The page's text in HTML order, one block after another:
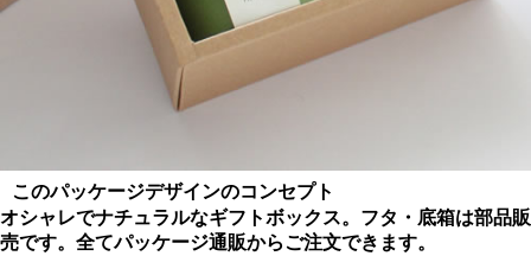
このパッケージデザインのコンセプト
オシャレでナチュラルなギフトボックス。フタ・底箱は部品販
売です。全てパッケージ通販からご注文できます。